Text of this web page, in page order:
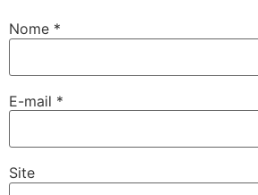
Nome *
E-mail *
Site